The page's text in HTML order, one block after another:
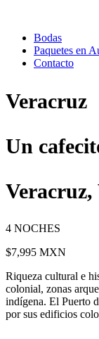
Bodas
Paquetes en
Contacto
Veracruz
Un
Veracruz,
4 NOCHES
$7,995 MXN
Riqueza cultural e
colonial, zonas
indígena. El Puerto
por sus edificios